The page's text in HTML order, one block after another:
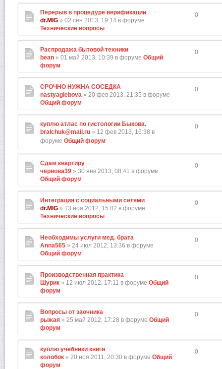
Перерыв в процедуре верификации
dr.MIG » 02 сен 2013, 19:14 в форуме
Технические вопросы
0
Распродажа бытовой техники
bean » 01 май 2013, 10:39 в форуме Общий
форум
0
СРОЧНО НУЖНА СОСЕДКА
nastyaglebova » 20 фев 2013, 21:35 в форуме
Общий форум
0
куплю атлас по гистологии Быкова.
bralchuk@mail.ru » 12 фев 2013, 16:38 в
форуме Общий форум
0
Сдам квартиру
чернова39 » 30 янв 2013, 08:41 в форуме
Общий форум
0
Интеграция с социальными сетями
dr.MIG » 13 ноя 2012, 15:02 в форуме
Технические вопросы
0
Необходимы услуги мед. брата
Anna565 » 24 июл 2012, 13:36 в форуме
Общий форум
0
Производственная практика
Шурик » 12 июл 2012, 17:11 в форуме Общий
форум
0
Вопросы от заочника
рыжая » 25 май 2012, 17:28 в форуме Общий
форум
0
куплю учебники книги
колобок » 20 ноя 2011, 20:30 в форуме Общий
форум
0